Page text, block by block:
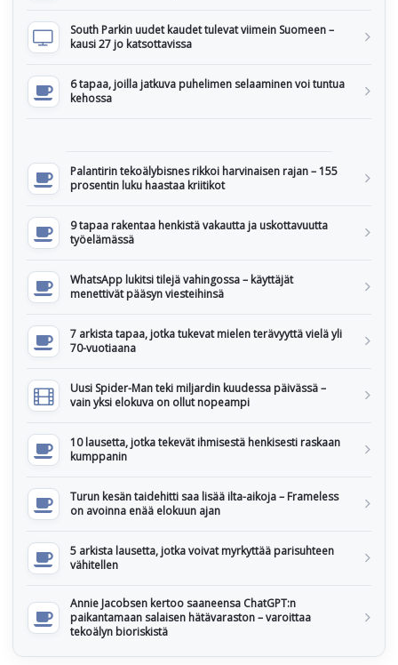
South Parkin uudet kaudet tulevat viimein Suomeen –
kausi 27 jo katsottavissa
6 tapaa, joilla jatkuva puhelimen selaaminen voi tuntua
kehossa
Palantirin tekoälybisnes rikkoi harvinaisen rajan – 155
prosentin luku haastaa kriitikot
9 tapaa rakentaa henkistä vakautta ja uskottavuutta
työelämässä
WhatsApp lukitsi tilejä vahingossa – käyttäjät
menettivät pääsyn viesteihinsä
7 arkista tapaa, jotka tukevat mielen terävyyttä vielä yli
70-vuotiaana
Uusi Spider-Man teki miljardin kuudessa päivässä –
vain yksi elokuva on ollut nopeampi
10 lausetta, jotka tekevät ihmisestä henkisesti raskaan
kumppanin
Turun kesän taidehitti saa lisää ilta-aikoja – Frameless
on avoinna enää elokuun ajan
5 arkista lausetta, jotka voivat myrkyttää parisuhteen
vähitellen
Annie Jacobsen kertoo saaneensa ChatGPT:n
paikantamaan salaisen hätävaraston – varoittaa
tekoälyn bioriskistä